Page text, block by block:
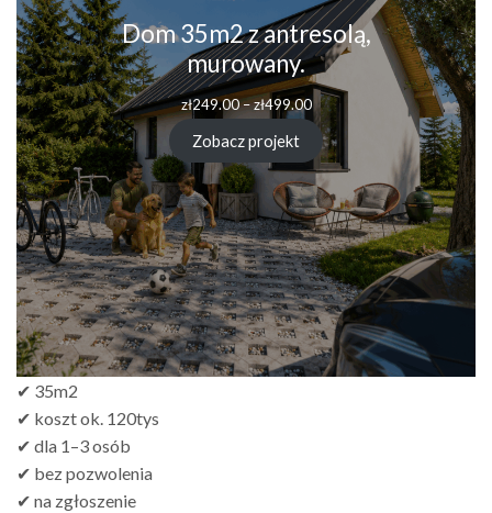
Dom 35m2 z antresolą,
murowany.
zł249.00–zł499.00Zakres
cen:
od
zł249.00
do
zł499.00
Zobacz projekt
✔ 35m2
✔ koszt ok. 120tys
✔ dla 1–3 osób
✔ bez pozwolenia
✔ na zgłoszenie